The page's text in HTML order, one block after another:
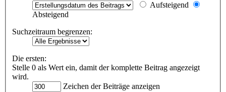
Aufsteigend
Absteigend
Suchzeitraum begrenzen:
Die ersten:
Stelle 0 als Wert ein, damit der komplette Beitrag angezeigt
wird.
Zeichen der Beiträge anzeigen